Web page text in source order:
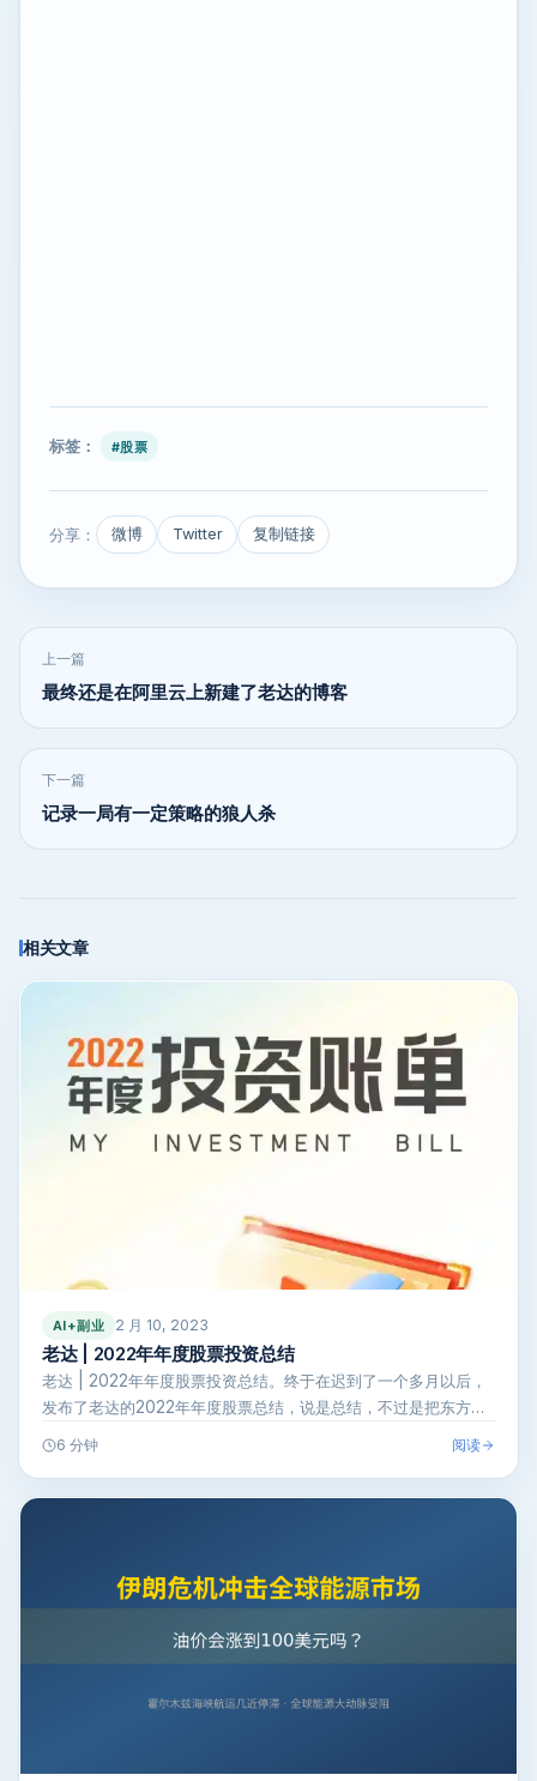
标签： #股票
分享： 微博 Twitter 复制链接
上一篇
最终还是在阿里云上新建了老达的博客
下一篇
记录一局有一定策略的狼人杀
相关文章
AI+副业 2 月 10, 2023
老达 | 2022年年度股票投资总结
老达 | 2022年年度股票投资总结。终于在迟到了一个多月以后，
发布了老达的2022年年度股票总结，说是总结，不过是把东方财
6 分钟 阅读